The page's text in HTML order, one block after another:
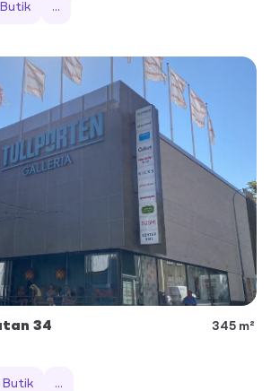
Butik ...
34
345 m²
Butik ...